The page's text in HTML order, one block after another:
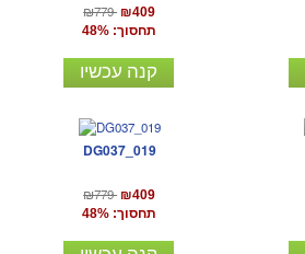
₪779 ₪409
תחסוך: 48%
קנה עכשיו
DG037_019
₪779 ₪409
תחסוך: 48%